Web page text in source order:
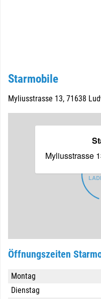
Starmobile
Myliusstrasse 13, 71638
Myliusstrasse
Öffnungszeiten
Montag
Dienstag